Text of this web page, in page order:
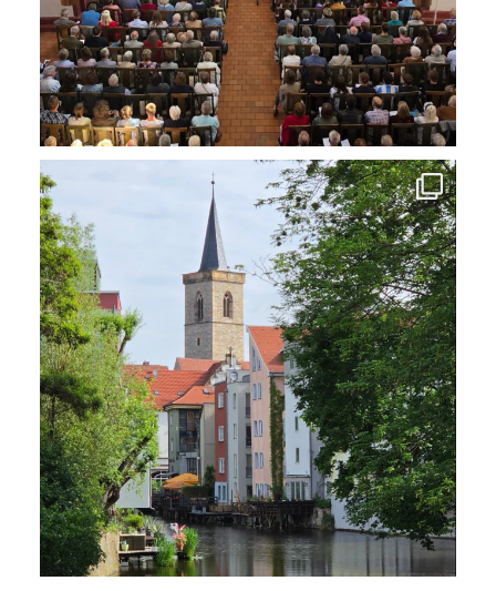
Eine Stadt in der ich immer wieder gern unterwegs...
0